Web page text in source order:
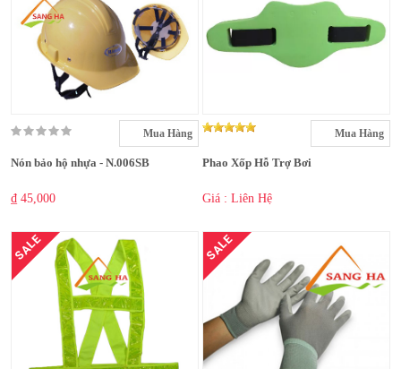
Mua Hàng
Nón bảo hộ nhựa - N.006SB
₫ 45,000
Mua Hàng
Phao Xốp Hỗ Trợ Bơi
Giá : Liên Hệ
SALE SALE